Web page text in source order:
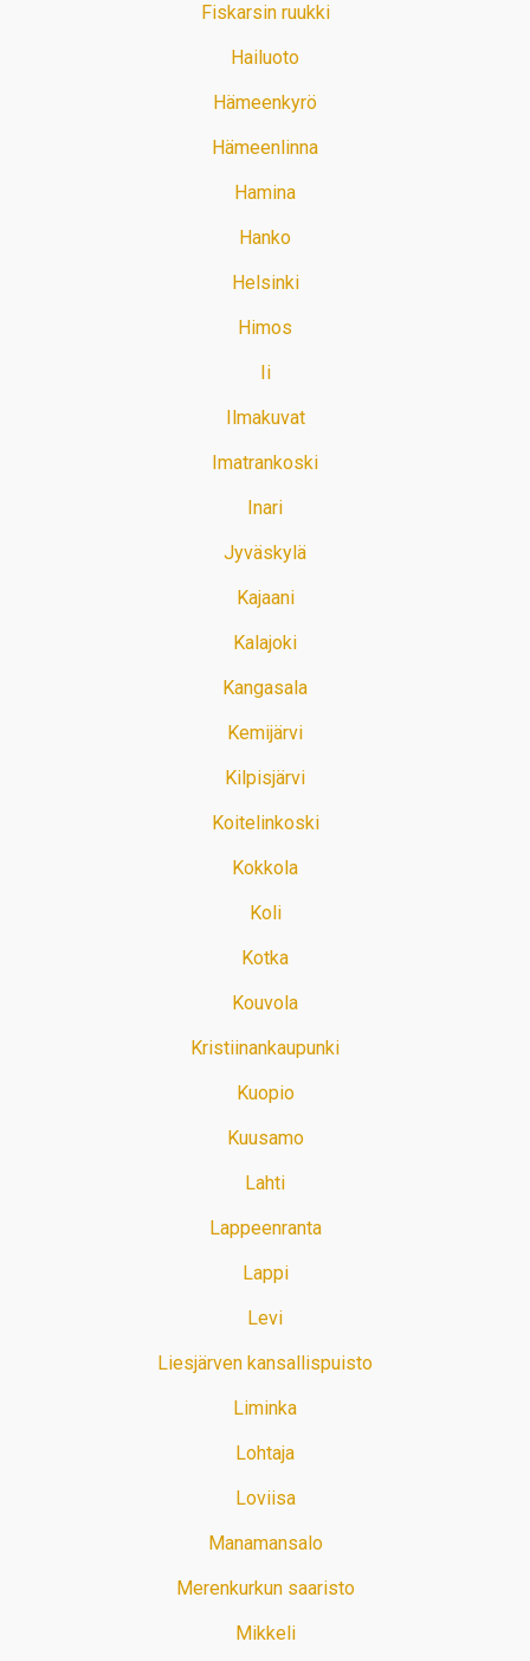
Fiskarsin ruukki
Hailuoto
Hämeenkyrö
Hämeenlinna
Hamina
Hanko
Helsinki
Himos
Ii
Ilmakuvat
Imatrankoski
Inari
Jyväskylä
Kajaani
Kalajoki
Kangasala
Kemijärvi
Kilpisjärvi
Koitelinkoski
Kokkola
Koli
Kotka
Kouvola
Kristiinankaupunki
Kuopio
Kuusamo
Lahti
Lappeenranta
Lappi
Levi
Liesjärven kansallispuisto
Liminka
Lohtaja
Loviisa
Manamansalo
Merenkurkun saaristo
Mikkeli